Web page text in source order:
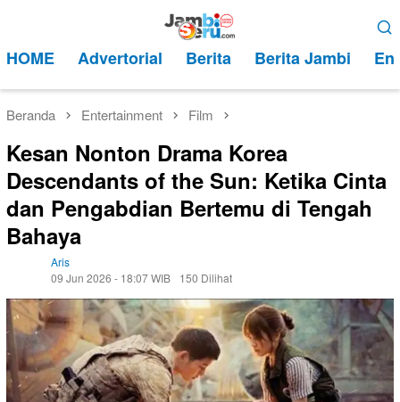
kontenMobile
HOME Advertorial Berita Berita Jambi
Beranda Entertainment Film
Kesan Nonton Drama Korea
Descendants of the Sun: Ketika Cinta
dan Pengabdian Bertemu di Tengah
Bahaya
Aris
09 Jun 2026 - 18:07 WIB
150 Dilihat